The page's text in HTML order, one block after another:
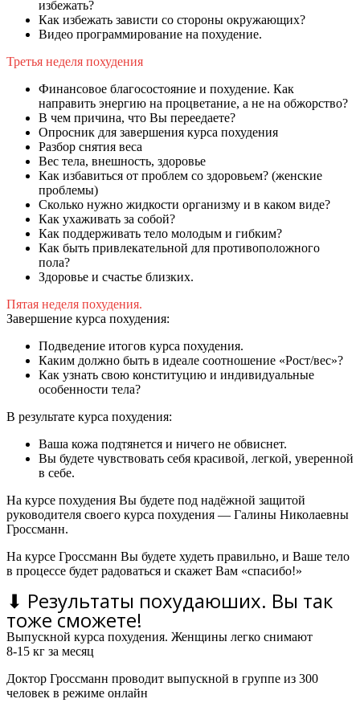
избежать?
Как избежать зависти со стороны окружающих?
Видео программирование на похудение.
Третья неделя похудения
Финансовое благосостояние и похудение. Как
направить энергию на процветание, а не на обжорство?
В чем причина, что Вы переедаете?
Опросник для завершения курса похудения
Разбор снятия веса
Вес тела, внешность, здоровье
Как избавиться от проблем со здоровьем? (женские
проблемы)
Сколько нужно жидкости организму и в каком виде?
Как ухаживать за собой?
Как поддерживать тело молодым и гибким?
Как быть привлекательной для противоположного
пола?
Здоровье и счастье близких.
Пятая неделя похудения.
Завершение курса похудения:
Подведение итогов курса похудения.
Каким должно быть в идеале соотношение «Рост/вес»?
Как узнать свою конституцию и индивидуальные
особенности тела?
В результате курса похудения:
Ваша кожа подтянется и ничего не обвиснет.
Вы будете чувствовать себя красивой, легкой, уверенной
в себе.
На курсе похудения Вы будете под надёжной защитой
руководителя своего курса похудения — Галины Николаевны
Гроссманн.
На курсе Гроссманн Вы будете худеть правильно, и Ваше тело
в процессе будет радоваться и скажет Вам «спасибо!»
⬇ Результаты похудаюших. Вы так
тоже сможете!
Выпускной курса похудения. Женщины легко снимают
8-15 кг за месяц
Доктор Гроссманн проводит выпускной в группе из 300
человек в режиме онлайн